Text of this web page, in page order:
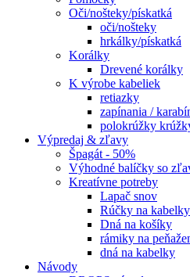
Oči/nošteky/pískatká
oči/nošteky
hrkálky/pískatká
Korálky
Drevené korálky
K výrobe kabeliek
retiazky
zapínania /
polokrúžky
Výpredaj & zľavy
Špagát - 50%
Výhodné balíčky so
Kreatívne potreby
Lapač snov
Rúčky na kabelky
Dná na košíky
rámiky na
dná na kabelky
Návody